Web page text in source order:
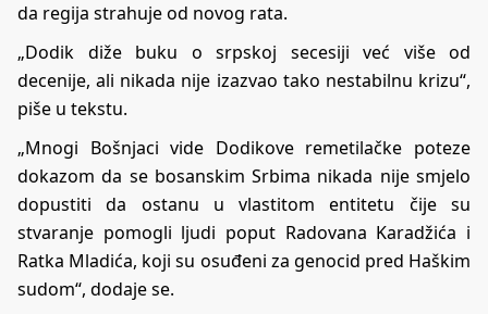
da regija strahuje od novog rata.
„Dodik diže buku o srpskoj secesiji već više od
decenije, ali nikada nije izazvao tako nestabilnu krizu“,
piše u tekstu.
„Mnogi Bošnjaci vide Dodikove remetilačke poteze
dokazom da se bosanskim Srbima nikada nije smjelo
dopustiti da ostanu u vlastitom entitetu čije su
stvaranje pomogli ljudi poput Radovana Karadžića i
Ratka Mladića, koji su osuđeni za genocid pred Haškim
sudom“, dodaje se.